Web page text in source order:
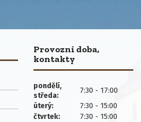
Provozní doba,
kontakty
pondělí,
středa:
7:30 - 17:00
úterý: 7:30 - 15:00
čtvrtek: 7:30 - 15:00